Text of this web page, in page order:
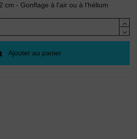
cm - Gonflage à l'air ou à l'hélium
Ajouter au panier